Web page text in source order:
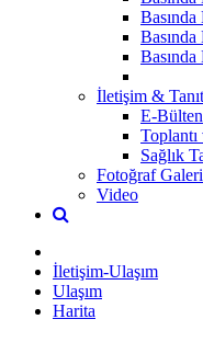
İletişim &
E-Bülten
Sağlık
Fotoğraf
Video
İletişim-Ulaşım
Ulaşım
Harita